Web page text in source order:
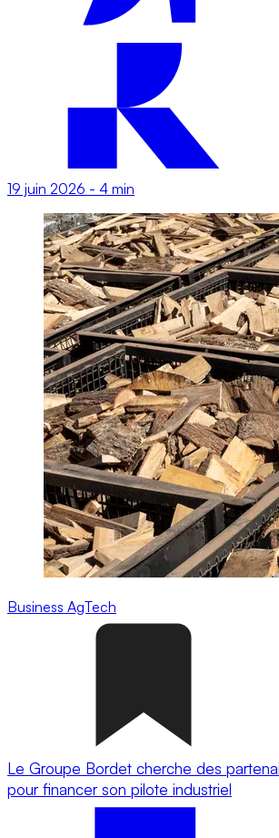
19 juin 2026 - 4 min
Business AgTech
Le Groupe Bordet cherche des
pour financer son pilote industriel